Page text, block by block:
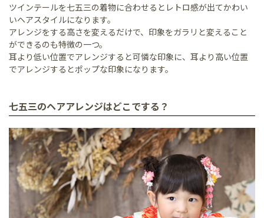
ツインテールを七五三の着物に合わせるとレトロ感が出てかわい
いヘアスタイルになります。
アレンジをする高さを変えるだけで、印象をガラリと変えること
ができるのも特徴の一つ。
耳より低い位置でアレンジすると可憐な印象に、耳より高い位置
でアレンジするとポップな印象になります。
七五三のヘアアレンジはどこでする？